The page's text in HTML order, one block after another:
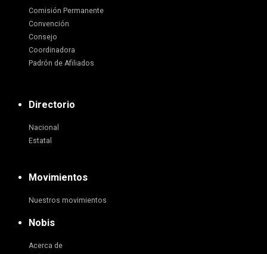
Comisión Permanente
Convención
Consejo
Coordinadora
Padrón de Afiliados
Directorio
Nacional
Estatal
Movimientos
Nuestros movimientos
Nobis
Acerca de